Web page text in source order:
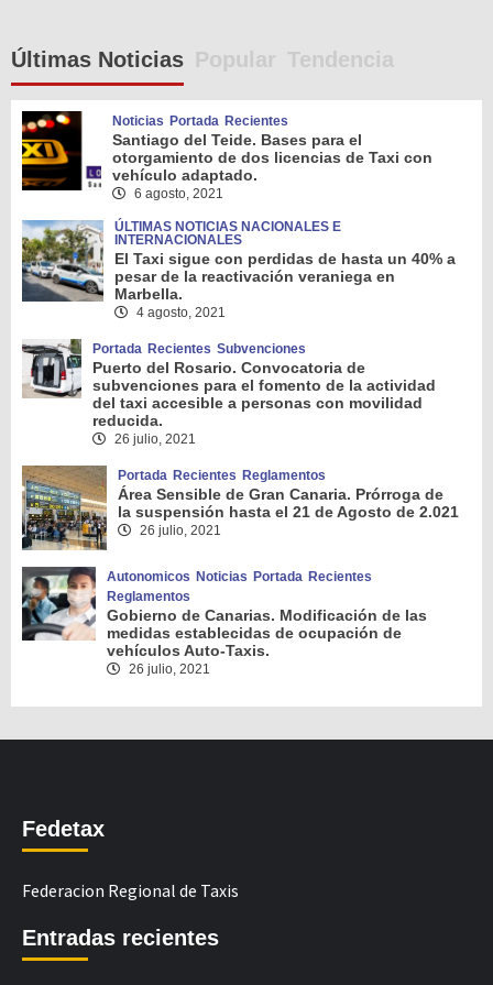
Últimas Noticias Popular Tendencia
Noticias Portada Recientes
Santiago del Teide. Bases para el
otorgamiento de dos licencias de Taxi con
vehículo adaptado.
6 agosto, 2021
ÚLTIMAS NOTICIAS NACIONALES E
INTERNACIONALES
El Taxi sigue con perdidas de hasta un 40% a
pesar de la reactivación veraniega en
Marbella.
4 agosto, 2021
Portada Recientes Subvenciones
Puerto del Rosario. Convocatoria de
subvenciones para el fomento de la actividad
del taxi accesible a personas con movilidad
reducida.
26 julio, 2021
Portada Recientes Reglamentos
Área Sensible de Gran Canaria. Prórroga de
la suspensión hasta el 21 de Agosto de 2.021
26 julio, 2021
Autonomicos Noticias Portada Recientes
Reglamentos
Gobierno de Canarias. Modificación de las
medidas establecidas de ocupación de
vehículos Auto-Taxis.
26 julio, 2021
Fedetax
Federacion Regional de Taxis
Entradas recientes